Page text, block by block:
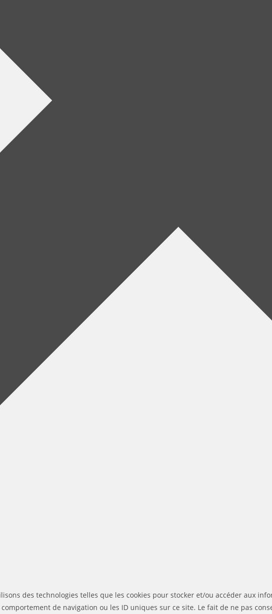
des technologies telles que les cookies pour stocker et/ou accéder aux
de navigation ou les ID uniques sur ce site. Le fait de ne pas